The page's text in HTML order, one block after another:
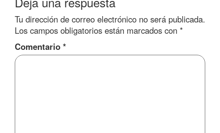
Tu dirección de correo electrónico no será publicada.
Los campos obligatorios están marcados con *
Comentario *